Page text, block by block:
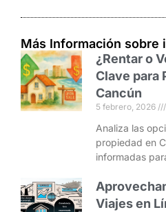
Más Información sobre
¿Rentar o
Clave para
Cancún
5 febrero, 2026
Analiza las
propiedad en
informadas
Viajes en